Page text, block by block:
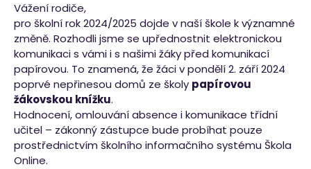
Vážení rodiče,
pro školní rok 2024/2025 dojde v naší škole k významné
změně. Rozhodli jsme se upřednostnit elektronickou
komunikaci s vámi i s našimi žáky před komunikací
papírovou. To znamená, že žáci v pondělí 2. září 2024
poprvé nepřinesou domů ze školy papírovou
žákovskou knížku.
Hodnocení, omlouvání absence i komunikace třídní
učitel – zákonný zástupce bude probíhat pouze
prostřednictvím školního informačního systému Škola
Online.